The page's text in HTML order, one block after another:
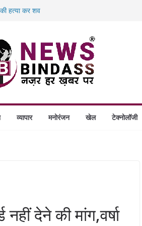
हत्या कर शव
एक्सप्रेस से
व्यापार मनोरंजन खेल टेक्नोलॉजी
देने की मांग,वर्षा